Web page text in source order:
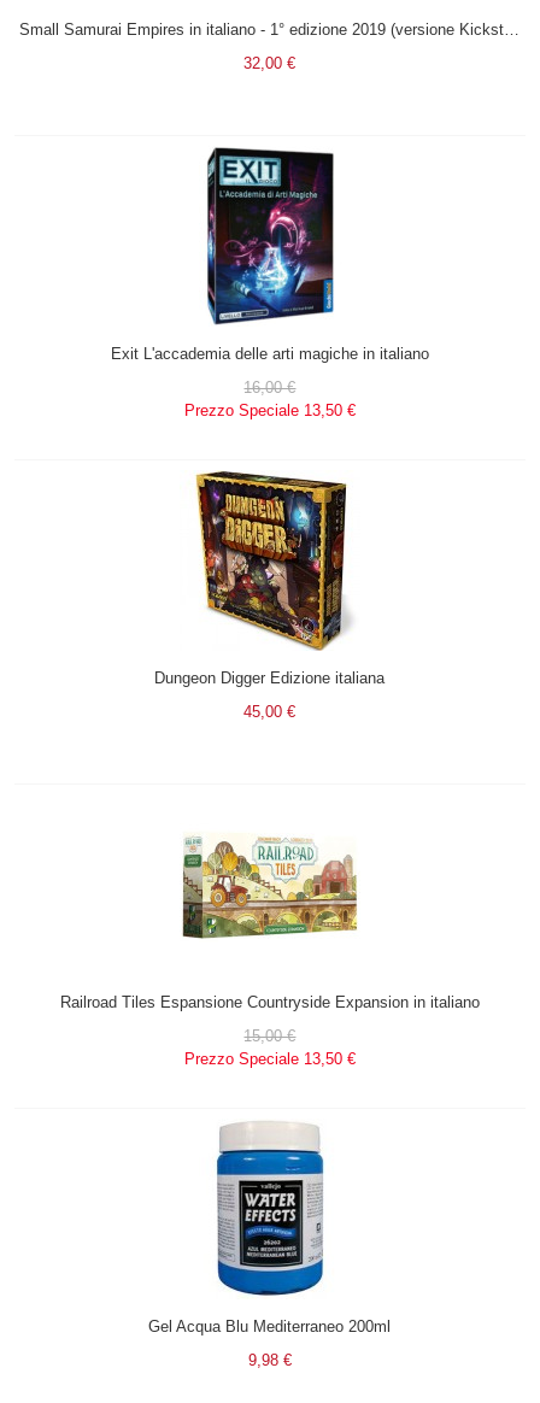
Small Samurai Empires in italiano - 1° edizione 2019 (versione Kickstarter)
32,00 €
Exit L'accademia delle arti magiche in italiano
16,00 €
Prezzo Speciale 13,50 €
Dungeon Digger Edizione italiana
45,00 €
Railroad Tiles Espansione Countryside Expansion in italiano
15,00 €
Prezzo Speciale 13,50 €
Gel Acqua Blu Mediterraneo 200ml
9,98 €